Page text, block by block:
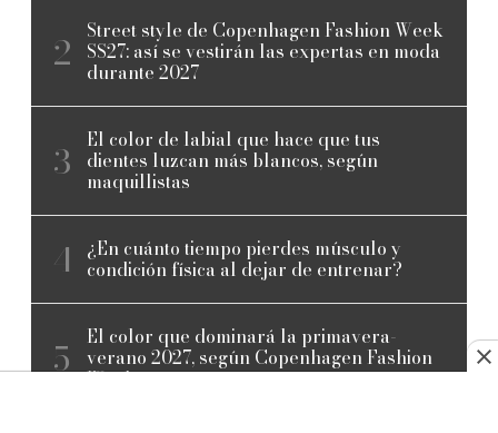
Street style de Copenhagen Fashion Week
SS27: así se vestirán las expertas en moda
durante 2027
El color de labial que hace que tus
dientes luzcan más blancos, según
maquillistas
¿En cuánto tiempo pierdes músculo y
condición física al dejar de entrenar?
El color que dominará la primavera-
verano 2027, según Copenhagen Fashion
Week